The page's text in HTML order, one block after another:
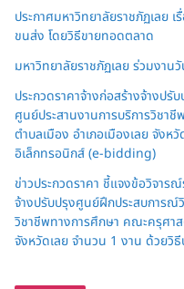
ประกาศมหาวิทยาลัยราชภัฏเลย
ขนส่ง โดยวิธีขายทอดตลาด
มหาวิทยาลัยราชภัฏเลย ร่วมงาน
ประกวดราคาจ้างก่อสร้างจ้างป
ศูนย์ประสานงานการบริการวิชา
ตำบลเมือง อำเภอเมืองเลย จังห
อิเล็กทรอนิกส์ (e-bidding)
ข่าวประกวดราคา ชี้แจงข้อวิจารณ์
จ้างปรับปรุงศูนย์ฝึกประสบการณ์
วิชาชีพทางการศึกษา คณะครุศาส
จังหวัดเลย จำนวน 1 งาน ด้วยวิ